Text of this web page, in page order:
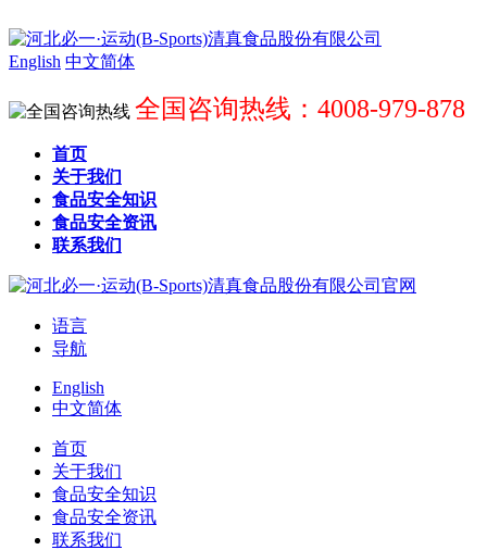
English 中文简体
全国咨询热线：4008-979-878
首页
关于我们
食品安全知识
食品安全资讯
联系我们
语言
导航
English
中文简体
首页
关于我们
食品安全知识
食品安全资讯
联系我们